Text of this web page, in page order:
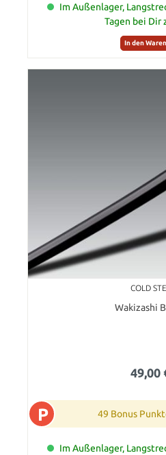
Im Außenlager,
Tagen bei Dir
In den
COLD
Wakizashi
49,00
P 49 Bonus
Im Außenlager,